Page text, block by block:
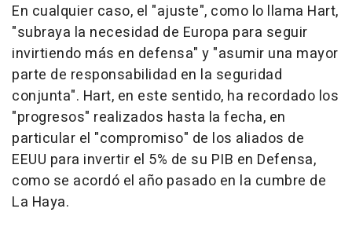
En cualquier caso, el "ajuste", como lo llama Hart,
"subraya la necesidad de Europa para seguir
invirtiendo más en defensa" y "asumir una mayor
parte de responsabilidad en la seguridad
conjunta". Hart, en este sentido, ha recordado los
"progresos" realizados hasta la fecha, en
particular el "compromiso" de los aliados de
EEUU para invertir el 5% de su PIB en Defensa,
como se acordó el año pasado en la cumbre de
La Haya.